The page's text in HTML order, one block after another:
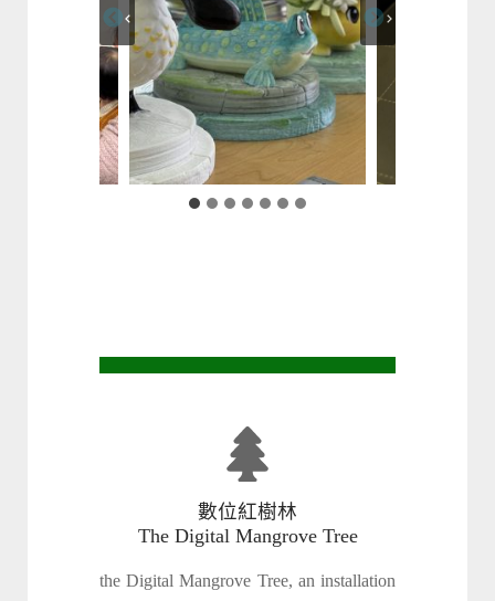
數位紅樹林
The Digital Mangrove Tree
the Digital Mangrove Tree, an installation